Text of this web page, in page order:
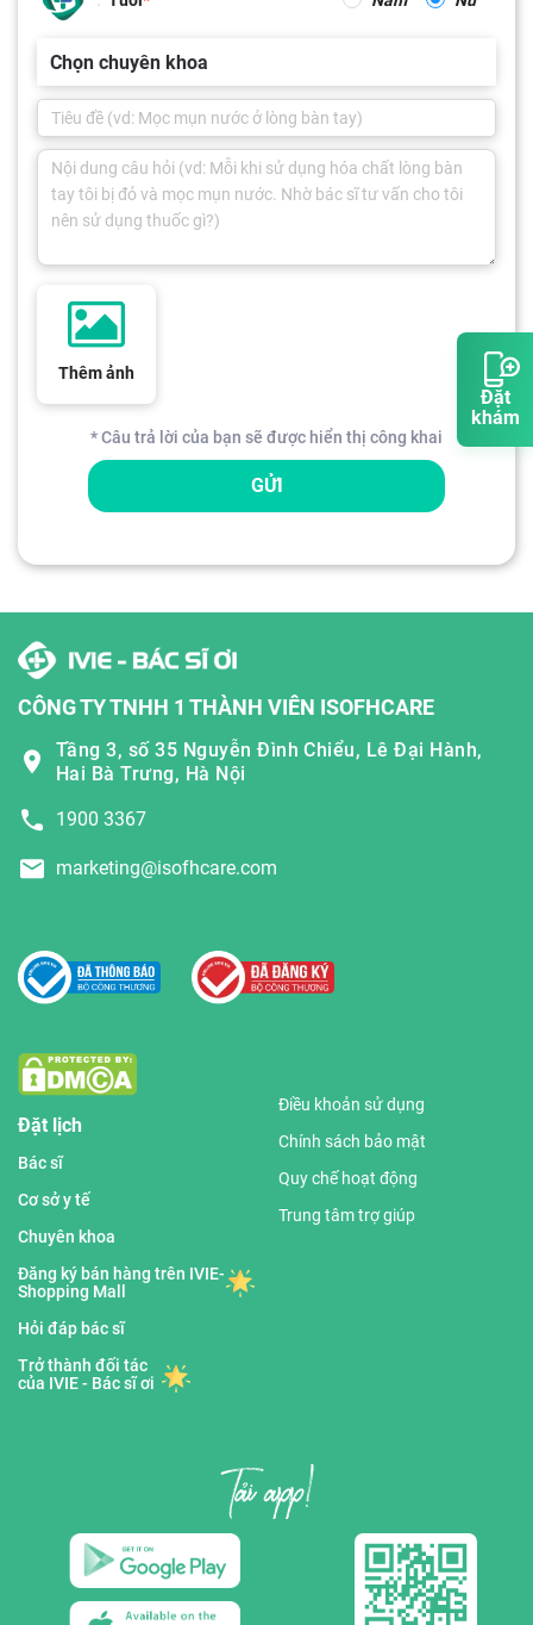
Đặt
khám
Chọn chuyên khoa
Thêm ảnh
* Câu trả lời của bạn sẽ được hiển thị công khai
GỬI
CÔNG TY TNHH 1 THÀNH VIÊN ISOFHCARE
Tầng 3, số 35 Nguyễn Đình Chiểu, Lê Đại Hành,
Hai Bà Trưng, Hà Nội
1900 3367
marketing@isofhcare.com
Đặt lịch
Bác sĩ
Cơ sở y tế
Chuyên khoa
Đăng ký bán hàng trên IVIE-
Shopping Mall
Hỏi đáp bác sĩ
Trở thành đối tác
của IVIE - Bác sĩ ơi
Điều khoản sử dụng
Chính sách bảo mật
Quy chế hoạt động
Trung tâm trợ giúp